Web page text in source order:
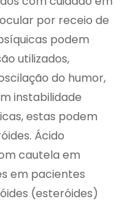
ocular por receio de
podem
utilizados,
do humor,
instabilidade
estas podem
Ácido
cautela em
em pacientes
(esteróides)